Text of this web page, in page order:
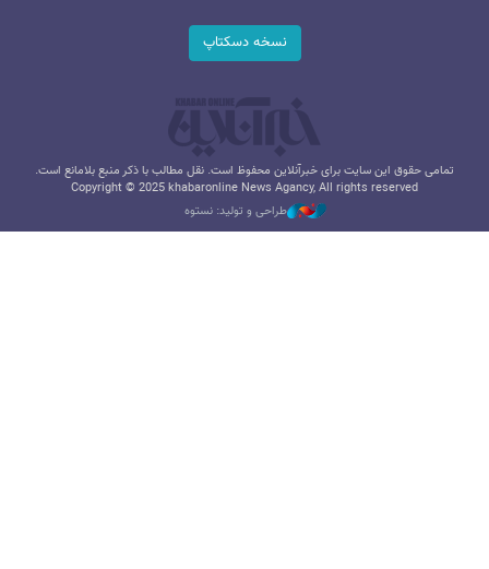
نسخه دسکتاپ
تمامی حقوق این سایت برای خبرآنلاین محفوظ است. نقل مطالب با ذکر منبع بلامانع است.
Copyright © 2025 khabaronline News Agancy, All rights reserved
طراحی و تولید: نستوه